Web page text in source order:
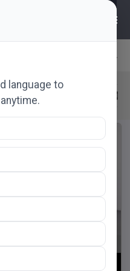
language to